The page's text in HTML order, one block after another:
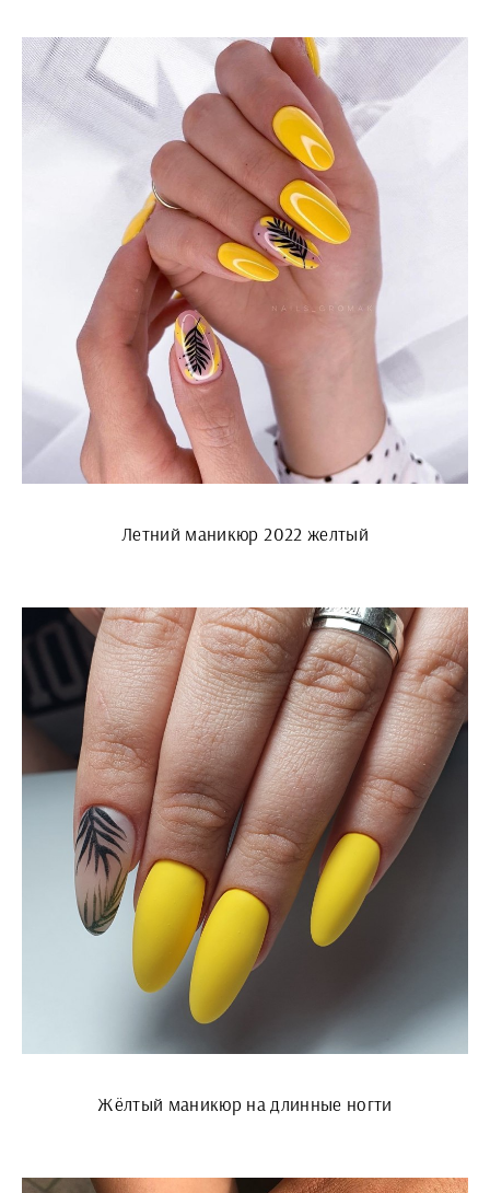
Летний маникюр 2022 желтый
Жёлтый маникюр на длинные ногти